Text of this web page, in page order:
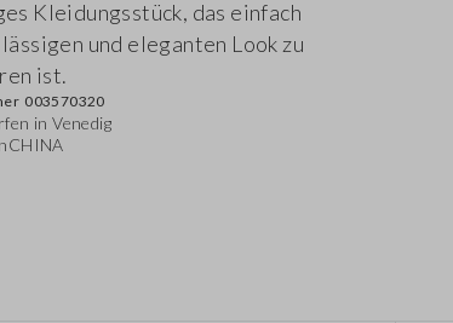
Kleidungsstück, das einfach
und eleganten Look zu
ist.
003570320
in Venedig
CHINA